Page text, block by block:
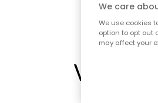
Vi
We care
We use cookies
option to opt out
may affect your